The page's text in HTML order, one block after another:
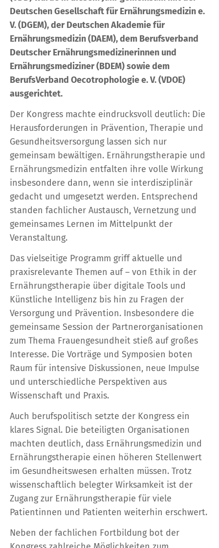
Deutschen Gesellschaft für Ernährungsmedizin e.
V. (DGEM), der Deutschen Akademie für
Ernährungsmedizin (DAEM), dem Berufsverband
Deutscher Ernährungsmedizinerinnen und
Ernährungsmediziner (BDEM) sowie dem
BerufsVerband Oecotrophologie e. V. (VDOE)
ausgerichtet.
Der Kongress machte eindrucksvoll deutlich: Die
Herausforderungen in Prävention, Therapie und
Gesundheitsversorgung lassen sich nur
gemeinsam bewältigen. Ernährungstherapie und
Ernährungsmedizin entfalten ihre volle Wirkung
insbesondere dann, wenn sie interdisziplinär
gedacht und umgesetzt werden. Entsprechend
standen fachlicher Austausch, Vernetzung und
gemeinsames Lernen im Mittelpunkt der
Veranstaltung.
Das vielseitige Programm griff aktuelle und
praxisrelevante Themen auf – von Ethik in der
Ernährungstherapie über digitale Tools und
Künstliche Intelligenz bis hin zu Fragen der
Versorgung und Prävention. Insbesondere die
gemeinsame Session der Partnerorganisationen
zum Thema Frauengesundheit stieß auf großes
Interesse. Die Vorträge und Symposien boten
Raum für intensive Diskussionen, neue Impulse
und unterschiedliche Perspektiven aus
Wissenschaft und Praxis.
Auch berufspolitisch setzte der Kongress ein
klares Signal. Die beteiligten Organisationen
machten deutlich, dass Ernährungsmedizin und
Ernährungstherapie einen höheren Stellenwert
im Gesundheitswesen erhalten müssen. Trotz
wissenschaftlich belegter Wirksamkeit ist der
Zugang zur Ernährungstherapie für viele
Patientinnen und Patienten weiterhin erschwert.
Neben der fachlichen Fortbildung bot der